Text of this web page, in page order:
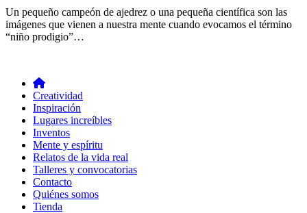
Un pequeño campeón de ajedrez o una pequeña científica son las
imágenes que vienen a nuestra mente cuando evocamos el término
“niño prodigio”…
Creatividad
Inspiración
Lugares increíbles
Inventos
Mente y espíritu
Relatos de la vida real
Talleres y convocatorias
Contacto
Quiénes somos
Tienda